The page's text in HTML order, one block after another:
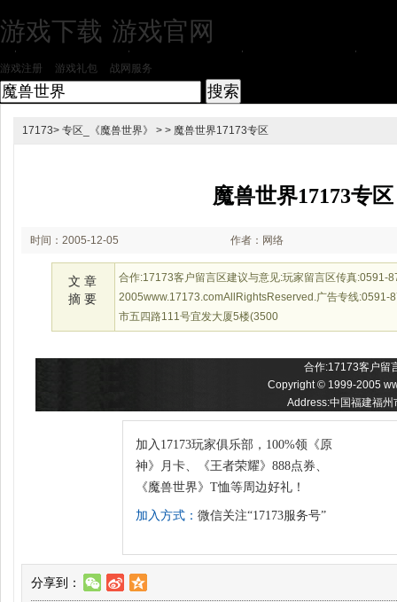
游戏下载 游戏官网
游戏注册 游戏礼包 战网服务
17173> 专区_《魔兽世界》 > > 魔兽世界17173专区
魔兽世界17173专区
时间：2005-12-05
17:09
作者：网络
文 章
摘 要
合作:17173客户留言区建议与意见:玩家留言区传真:0591-
2005www.17173.comAllRightsReserved.广告专线:0591-
市五四路111号宜发大厦5楼(3500
合作:17173客户留
Copyright © 1999-2005
Address:中国福建福
加入17173玩家俱乐部，100%领《原
神》月卡、《王者荣耀》888点券、
《魔兽世界》T恤等周边好礼！
加入方式：微信关注“17173服务号”
分享到： w t z